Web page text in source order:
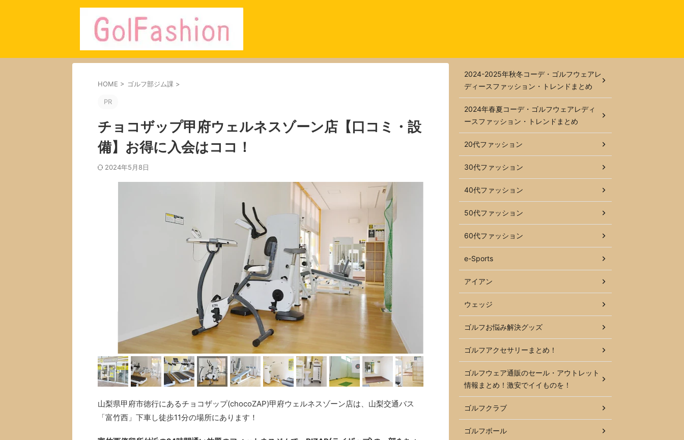
HOME > ゴルフ部ジム課 >
PR
チョコザップ甲府ウェルネスゾーン店【口コミ・設
備】お得に入会はココ！
2024年5月8日
山梨県甲府市徳行にあるチョコザップ(chocoZAP)甲府ウェルネスゾーン店は、山梨交通バス
「富竹西」下車し徒歩11分の場所にあります！
2024-2025年秋冬コーデ・ゴルフウェアレ
ディースファッション・トレンドまとめ
2024年春夏コーデ・ゴルフウェアレディ
ースファッション・トレンドまとめ
20代ファッション
30代ファッション
40代ファッション
50代ファッション
60代ファッション
e-Sports
アイアン
ウェッジ
ゴルフお悩み解決グッズ
ゴルフアクセサリーまとめ！
ゴルフウェア通販のセール・アウトレット
情報まとめ！激安でイイものを！
ゴルフクラブ
ゴルフボール